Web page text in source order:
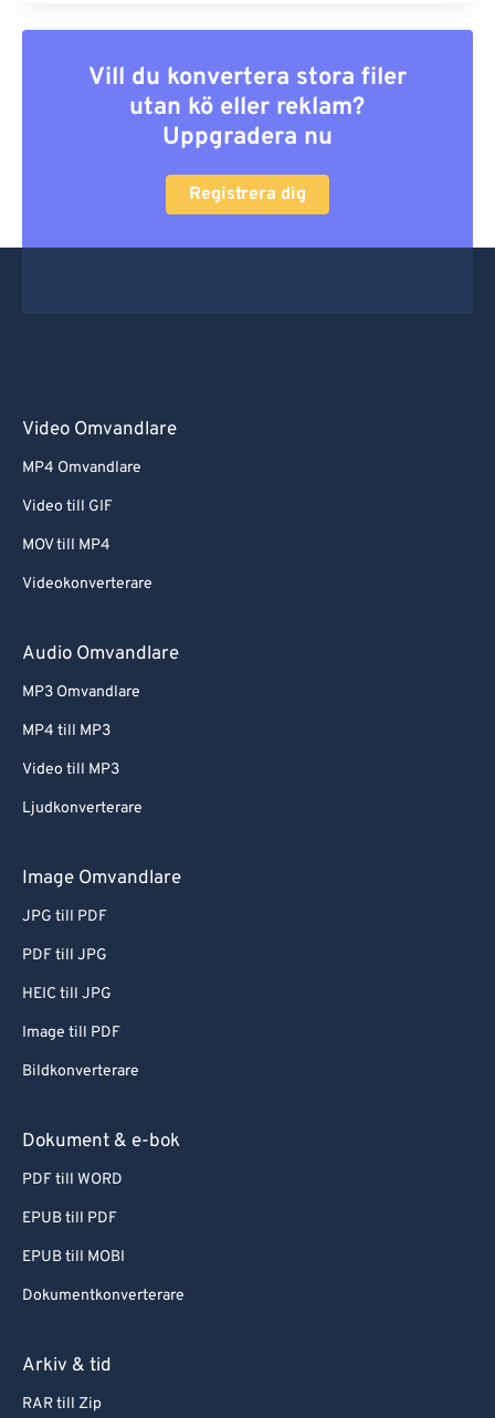
Vill du konvertera stora filer
utan kö eller reklam?
Uppgradera nu
Registrera dig
Video Omvandlare
MP4 Omvandlare
Video till GIF
MOV till MP4
Videokonverterare
Audio Omvandlare
MP3 Omvandlare
MP4 till MP3
Video till MP3
Ljudkonverterare
Image Omvandlare
JPG till PDF
PDF till JPG
HEIC till JPG
Image till PDF
Bildkonverterare
Dokument & e-bok
PDF till WORD
EPUB till PDF
EPUB till MOBI
Dokumentkonverterare
Arkiv & tid
RAR till Zip